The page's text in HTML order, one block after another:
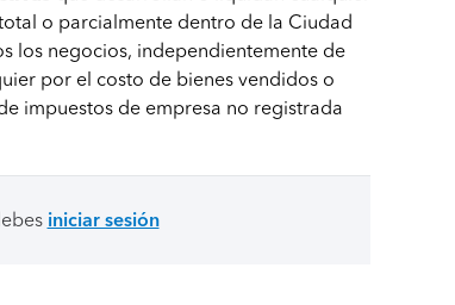
o parcialmente dentro de la Ciudad
los negocios, independientemente de
por el costo de bienes vendidos o
impuestos de empresa no registrada
iniciar sesión